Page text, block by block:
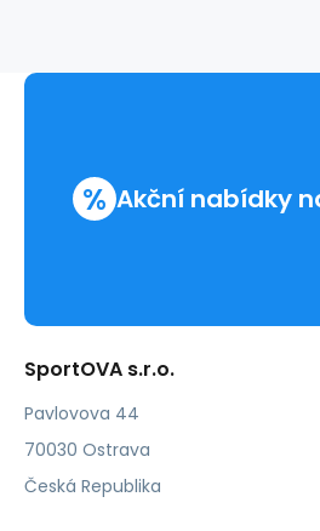
% Akční nabídky
SportOVA s.r.o.
Pavlovova 44
70030 Ostrava
Česká Republika